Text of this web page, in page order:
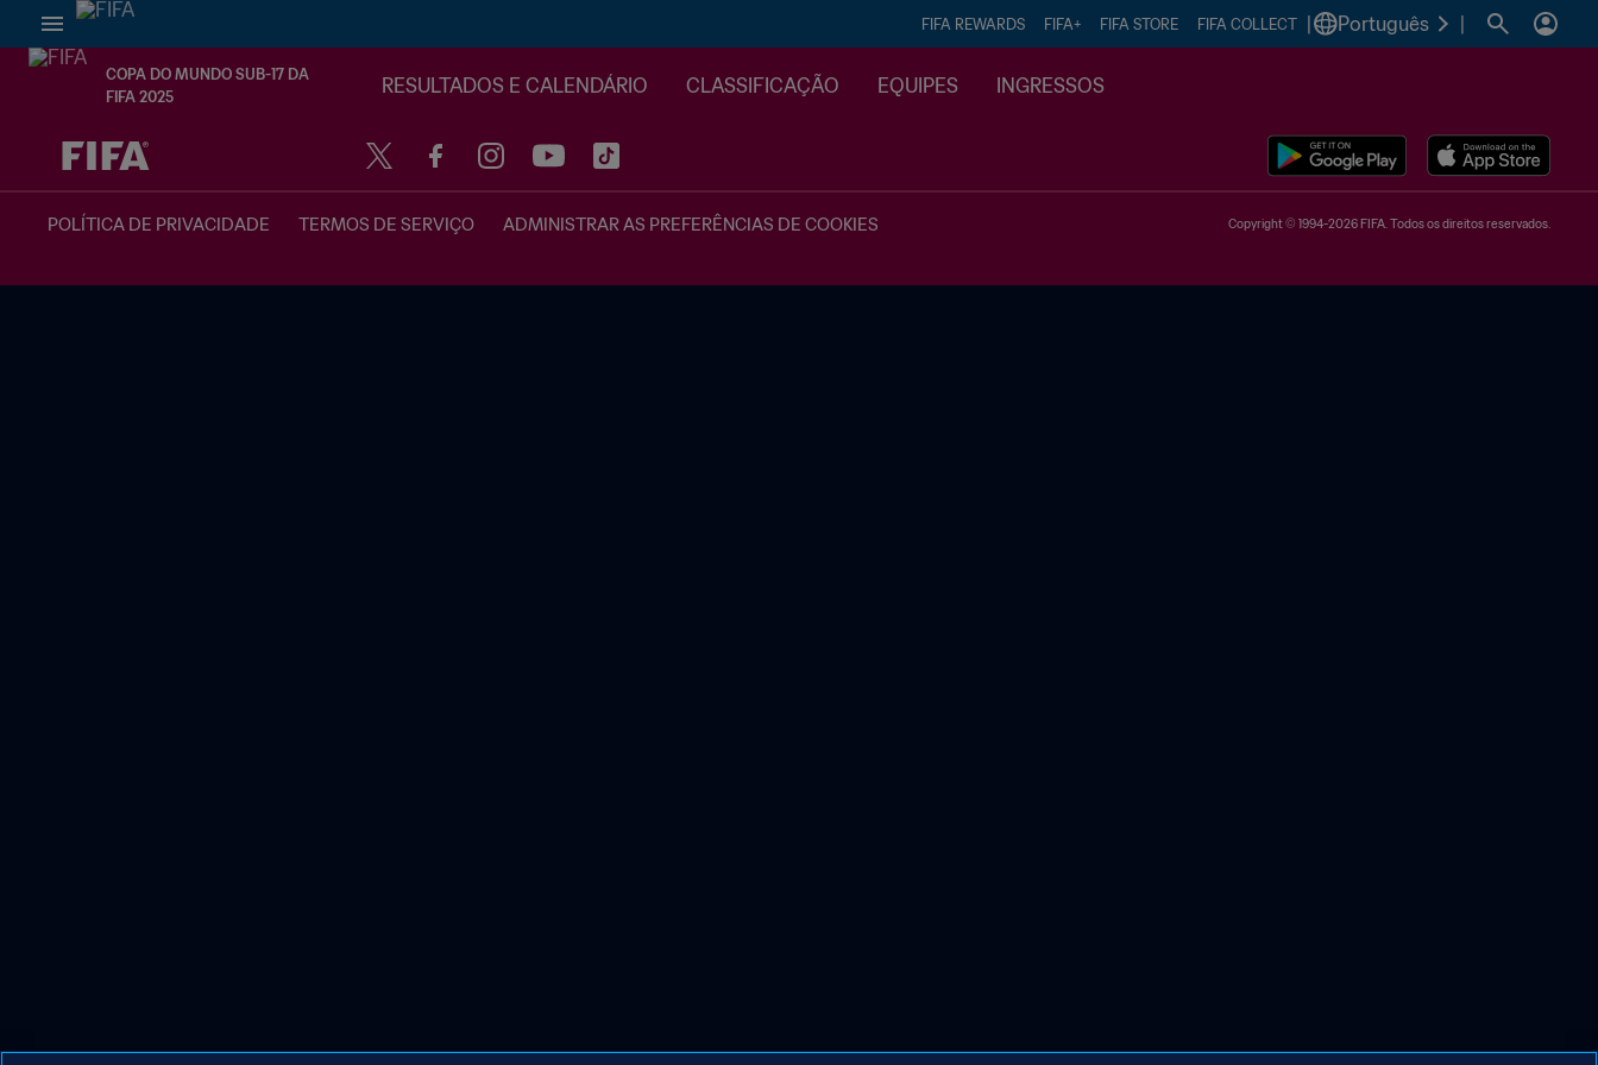
FIFA REWARDS FIFA+ FIFA STORE FIFA COLLECT Português
COPA DO MUNDO SUB-17 DA
FIFA 2025
RESULTADOS E CALENDÁRIO CLASSIFICAÇÃO EQUIPES INGRESSOS
TBD x TBD
POLÍTICA DE PRIVACIDADE TERMOS DE SERVIÇO ADMINISTRAR AS PREFERÊNCIAS DE COOKIES Copyright © 1994-2026 FIFA. Todos os direitos reservados.